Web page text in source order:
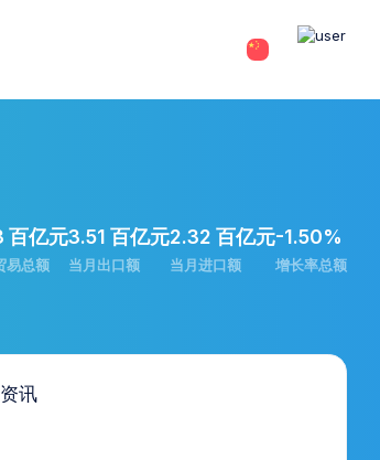
百亿元
易总额
3.51 百亿元
当月出口额
2.32 百亿元
当月进口额
-1.50%
增长率总额
讯